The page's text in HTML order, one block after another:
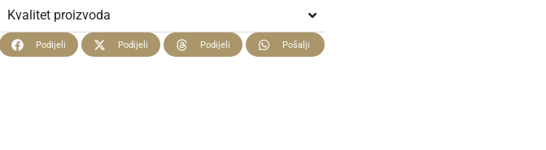
Kvalitet proizvoda
Podijeli Podijeli Podijeli Pošalji